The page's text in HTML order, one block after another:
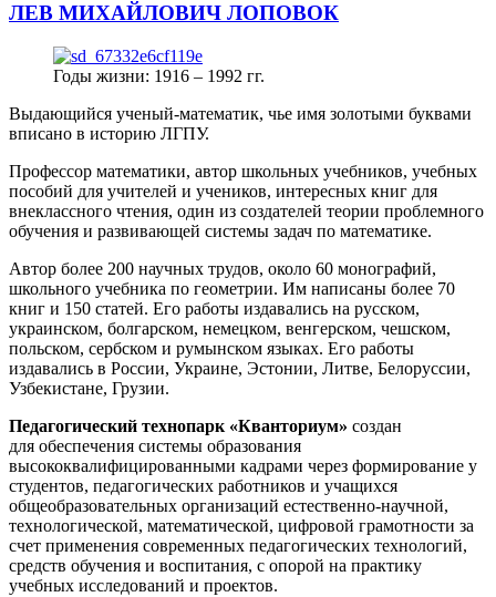
ЛЕВ МИХАЙЛОВИЧ ЛОПОВОК
Годы жизни: 1916 – 1992 гг.
Выдающийся ученый-математик, чье имя золотыми буквами
вписано в историю ЛГПУ.
Профессор математики, автор школьных учебников, учебных
пособий для учителей и учеников, интересных книг для
внеклассного чтения, один из создателей теории проблемного
обучения и развивающей системы задач по математике.
Автор более 200 научных трудов, около 60 монографий,
школьного учебника по геометрии. Им написаны более 70
книг и 150 статей. Его работы издавались на русском,
украинском, болгарском, немецком, венгерском, чешском,
польском, сербском и румынском языках. Его работы
издавались в России, Украине, Эстонии, Литве, Белоруссии,
Узбекистане, Грузии.
Педагогический технопарк «Кванториум» создан
для обеспечения системы образования
высококвалифицированными кадрами через формирование у
студентов, педагогических работников и учащихся
общеобразовательных организаций естественно-научной,
технологической, математической, цифровой грамотности за
счет применения современных педагогических технологий,
средств обучения и воспитания, с опорой на практику
учебных исследований и проектов.